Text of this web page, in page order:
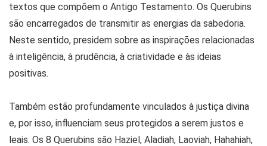
textos que compõem o Antigo Testamento. Os Querubins
são encarregados de transmitir as energias da sabedoria.
Neste sentido, presidem sobre as inspirações relacionadas
à inteligência, à prudência, à criatividade e às ideias
positivas.
Também estão profundamente vinculados à justiça divina
e, por isso, influenciam seus protegidos a serem justos e
leais. Os 8 Querubins são Haziel, Aladiah, Laoviah, Hahahiah,